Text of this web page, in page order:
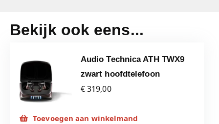
Bekijk ook eens...
Audio Technica ATH TWX9
zwart hoofdtelefoon
€ 319,00
Toevoegen aan winkelmand